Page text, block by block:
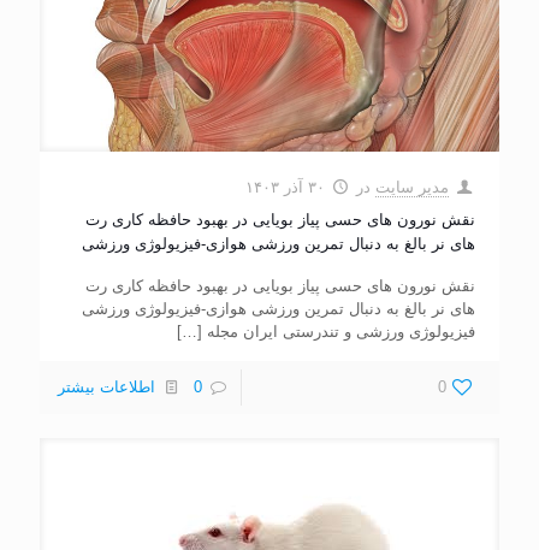
مدیر سایت در
۳۰ آذر ۱۴۰۳
نقش نورون های حسی پیاز بویایی در بهبود حافظه کاری رت
های نر بالغ به دنبال تمرین ورزشی هوازی-فیزیولوژی ورزشی
نقش نورون های حسی پیاز بویایی در بهبود حافظه کاری رت
های نر بالغ به دنبال تمرین ورزشی هوازی-فیزیولوژی ورزشی
فیزیولوژی ورزشی و تندرستی ایران مجله […]
0
0 اطلاعات بیشتر